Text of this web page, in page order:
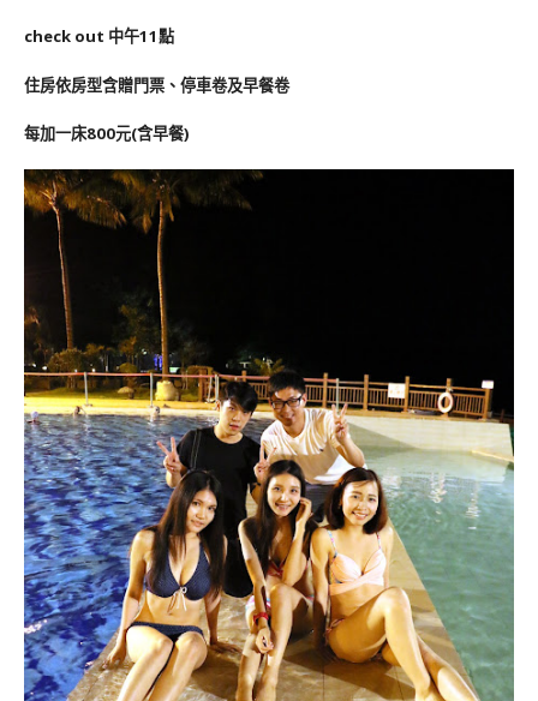
check out 中午11點
住房依房型含贈門票、停車卷及早餐卷
每加一床800元(含早餐)